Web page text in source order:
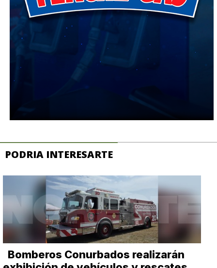
PODRIA INTERESARTE
Bomberos Conurbados realizarán